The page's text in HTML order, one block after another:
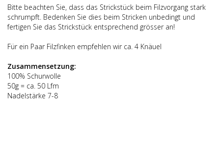
Bitte beachten Sie, dass das Strickstück beim Filzvorgang stark
schrumpft. Bedenken Sie dies beim Stricken unbedingt und
fertigen Sie das Strickstück entsprechend grösser an!
Für ein Paar Filzfinken empfehlen wir ca. 4 Knäuel
Zusammensetzung:
100% Schurwolle
50g = ca. 50 Lfm
Nadelstärke 7-8